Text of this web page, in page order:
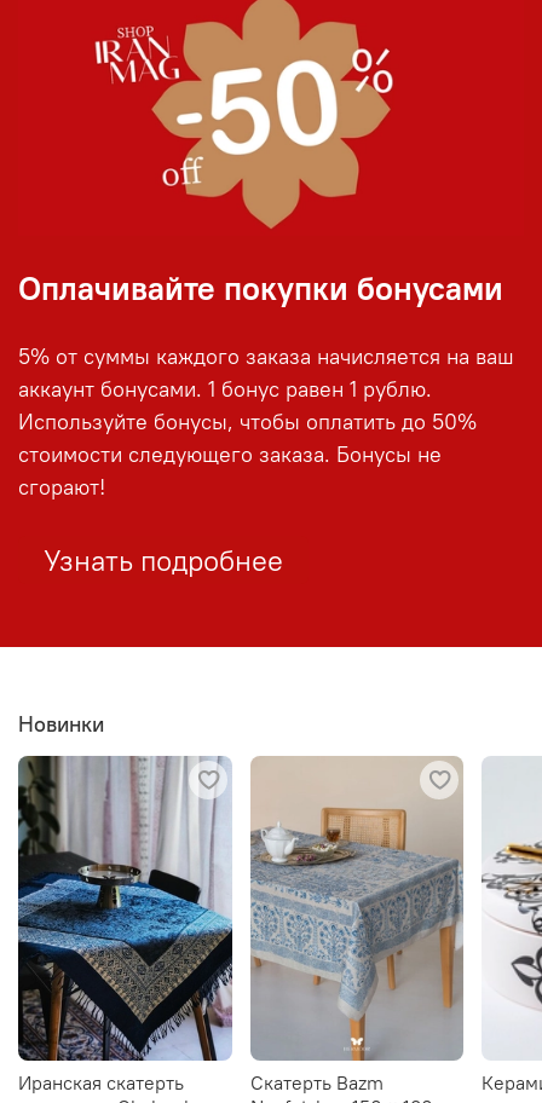
Оплачивайте покупки бонусами
5% от суммы каждого заказа начисляется на ваш
аккаунт бонусами. 1 бонус равен 1 рублю.
Используйте бонусы, чтобы оплатить до 50%
стоимости следующего заказа. Бонусы не
сгорают!
Узнать подробнее
Новинки
Иранская скатерть
Скатерть Bazm